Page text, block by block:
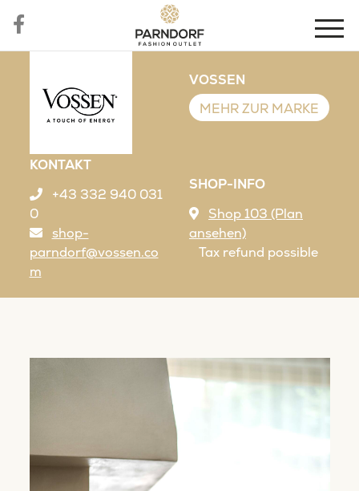
VOSSEN
MEHR ZUR MARKE
KONTAKT
+43 332 940 031
0
shop-
parndorf@vossen.co
m
SHOP-INFO
Shop 103 (Plan
ansehen)
Tax refund possible